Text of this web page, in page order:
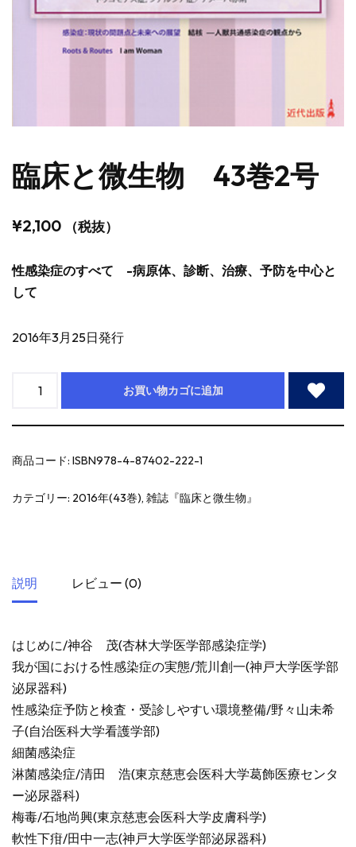
臨床と微生物 43巻2号
¥2,100 （税抜）
性感染症のすべて -病原体、診断、治療、予防を中心と
して
2016年3月25日発行
お買い物カゴに追加
商品コード: ISBN978-4-87402-222-1
カテゴリー: 2016年(43巻), 雑誌『臨床と微生物』
説明 レビュー (0)
はじめに/神谷 茂(杏林大学医学部感染症学)
我が国における性感染症の実態/荒川創一(神戸大学医学部
泌尿器科)
性感染症予防と検査・受診しやすい環境整備/野々山未希
子(自治医科大学看護学部)
細菌感染症
淋菌感染症/清田 浩(東京慈恵会医科大学葛飾医療センタ
ー泌尿器科)
梅毒/石地尚興(東京慈恵会医科大学皮膚科学)
軟性下疳/田中一志(神戸大学医学部泌尿器科)